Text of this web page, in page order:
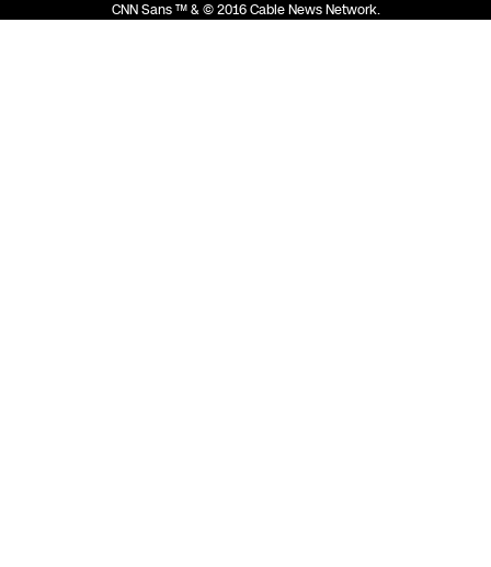
CNN Sans ™ & © 2016 Cable News Network.